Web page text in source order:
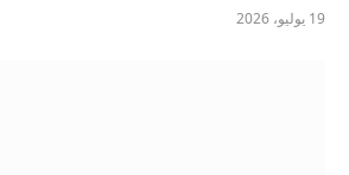
19 يوليو، 2026